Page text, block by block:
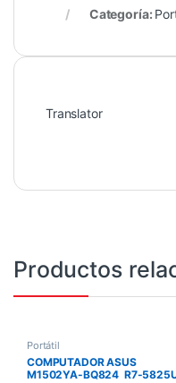
Categoría:
Translator
Productos
Portátil
COMPUTADOR ASUS
M1502YA-BQ824 R7-